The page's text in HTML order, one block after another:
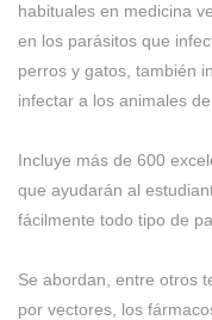
habituales en medicina
en los parásitos que
perros y gatos, también
infectar a los animales
Incluye más de 600
que ayudarán al
fácilmente todo tipo de
Se abordan, entre otros
por vectores, los